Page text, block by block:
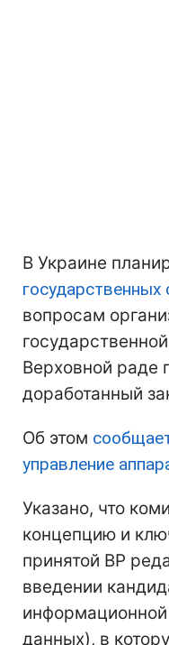
В Украине
вопросам
Верховной раде
доработанный
Об этом
управление
Указано, что
концепцию и
принятой ВР
введении
данных), в